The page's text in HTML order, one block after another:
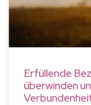
Erfüllende
überwinden